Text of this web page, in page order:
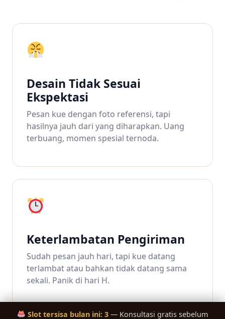
Desain Tidak Sesuai
Ekspektasi
Pesan kue dengan foto referensi, tapi
hasilnya jauh dari yang diharapkan. Uang
terbuang, momen spesial ternoda.
Keterlambatan Pengiriman
Sudah pesan jauh hari, tapi kue datang
terlambat atau bahkan tidak datang sama
sekali. Panik di hari H.
Slot tersisa bulan ini: 3— Konsultasi gratis sebelum